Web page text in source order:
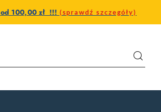
od 100,00 zł !!! (sprawdź szczegóły)